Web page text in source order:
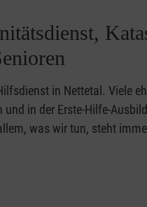
in Nettetal. Viele
in der Erste-Hilfe-
was wir tun, steht